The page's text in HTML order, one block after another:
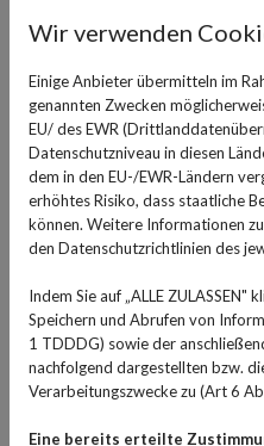
einer Viruserkrankung,
Varizella-Zoster-Virus.
was die Windpocken damit
Gürtelrose oder auch
schmerzhafte
Menschen oder Menschen
Immunsystem auftritt.
Wer - meist als Kind -
Varizella-Zoster-Virus im
kann es reaktiviert werden
und Bläschen auf der Haut.
Wir verwenden
Einige Anbieter übermitteln im
genannten Zwecken
EU/ des EWR
Datenschutzniveau in diesen
dem in den EU-/EWR-Ländern
erhöhtes Risiko, dass staatliche
können. Weitere Informationen
den Datenschutzrichtlinien des
Indem Sie auf „ALLE ZULASSEN"
Speichern und Abrufen von
1 TDDDG) sowie der
nachfolgend dargestellten bzw.
Verarbeitungszwecke zu (Art 6
Eine bereits erteilte